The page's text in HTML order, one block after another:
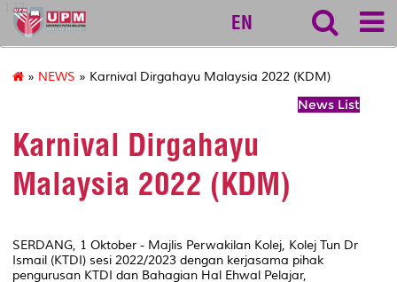
127
EN
» NEWS » Karnival Dirgahayu Malaysia 2022 (KDM)
News List
Karnival Dirgahayu
Malaysia 2022 (KDM)
SERDANG, 1 Oktober - Majlis Perwakilan Kolej, Kolej Tun Dr
Ismail (KTDI) sesi 2022/2023 dengan kerjasama pihak
pengurusan KTDI dan Bahagian Hal Ehwal Pelajar,